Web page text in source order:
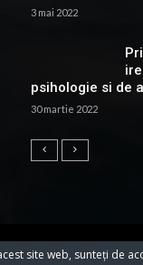
3 mai 2022
psihologie si de
30 martie 2022
site web, sunteți de